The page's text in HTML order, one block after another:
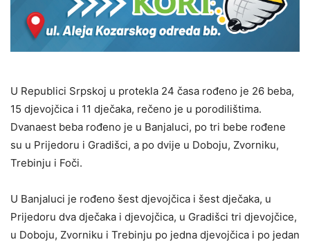
U Republici Srpskoj u protekla 24 časa rođeno je 26 beba,
15 djevojčica i 11 dječaka, rečeno je u porodilištima.
Dvanaest beba rođeno je u Banjaluci, po tri bebe rođene
su u Prijedoru i Gradišci, a po dvije u Doboju, Zvorniku,
Trebinju i Foči.
U Banjaluci je rođeno šest djevojčica i šest dječaka, u
Prijedoru dva dječaka i djevojčica, u Gradišci tri djevojčice,
u Doboju, Zvorniku i Trebinju po jedna djevojčica i po jedan